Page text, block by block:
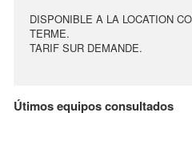
DISPONIBLE A LA LOCATION
TERME.
TARIF SUR DEMANDE.
Útimos equipos consultados